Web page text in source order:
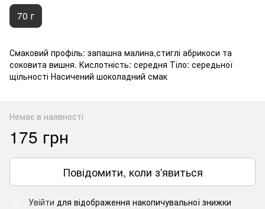
70 г
Смаковий профіль: запашна малина,стиглі абрикоси та
соковита вишня. Кислотність: середня Тіло: середьної
щільності Насичений шоколадний смак
Немає в наявності
175 грн
Повідомити, коли з'явиться
Увійти для відображення накопичувальної знижки